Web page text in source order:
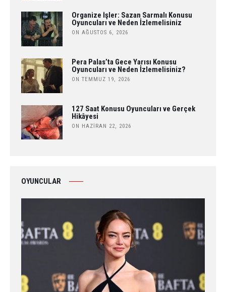
Organize İşler: Sazan Sarmalı Konusu
Oyuncuları ve Neden İzlemelisiniz
ON AĞUSTOS 6, 2026
Pera Palas’ta Gece Yarısı Konusu
Oyuncuları ve Neden İzlemelisiniz?
ON TEMMUZ 19, 2026
127 Saat Konusu Oyuncuları ve Gerçek
Hikâyesi
ON HAZIRAN 22, 2026
OYUNCULAR